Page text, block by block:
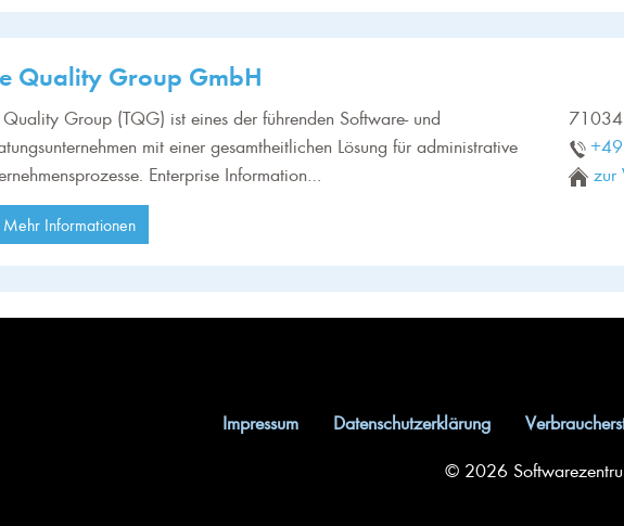
Quality Group GmbH
Quality Group (TQG) ist eines der führenden Software- und
mit einer gesamtheitlichen Lösung für administrative
Enterprise Information…
Mehr Informationen
71034
zur
Impressum Datenschutzerklärung
© 2026